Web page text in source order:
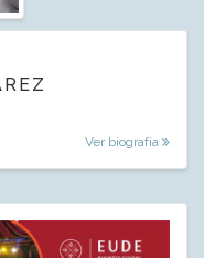
Ver biografía